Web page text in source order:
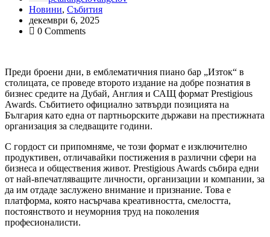
Новини, Събития
декември 6, 2025
0 Comments
Преди броени дни, в емблематичния пиано бар „Изток“ в
столицата, се проведе второто издание на добре познатия в
бизнес средите на Дубай, Англия и САЩ формат Prestigious
Awards. Събитието официално затвърди позицията на
България като една от партньорските държави на престижната
организация за следващите години.
С гордост си припомняме, че този формат е изключително
продуктивен, отличавайки постижения в различни сфери на
бизнеса и обществения живот. Prestigious Awards събира едни
от най-впечатляващите личности, организации и компании, за
да им отдаде заслужено внимание и признание. Това е
платформа, която насърчава креативността, смелостта,
постоянството и неуморния труд на поколения
професионалисти.